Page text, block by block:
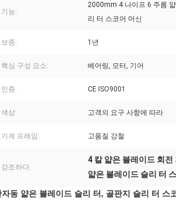
기능:
2000mm 4 나이프 6 주름
리 터 스코어 머신
보증: 1년
핵심 구성 요소: 베어링, 모터, 기어
인증: CE ISO9001
색상: 고객의 요구 사항에 따라
기계 프레임: 고품질 강철
강조하다:
4 칼 얇은 블레이드 회전
얇은 블레이드 슬리 터
자동 얇은 블레이드 슬리 터, 골판지 슬리 터 스